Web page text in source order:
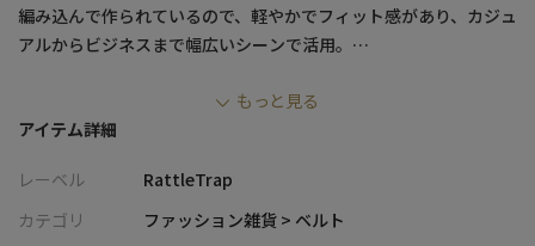
編み込んで作られているので、軽やかでフィット感があり、カジュ
アルからビジネスまで幅広いシーンで活用。
※画像はサンプルです。仕様が変更になることがありますのであ
らかじめご了承ください。
境、設定により実際のカラーと画像の色味が違って見える場合が
あります。予めご了承の上、ご注文ください。
もっと見る
アイテム詳細
レーベル
RattleTrap
カテゴリ
ファッション雑貨 > ベルト